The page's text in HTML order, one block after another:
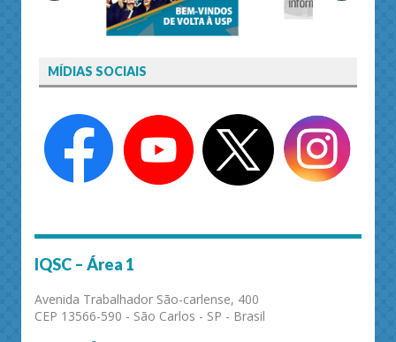
MÍDIAS SOCIAIS
IQSC – Área 1
Avenida Trabalhador São-carlense, 400
CEP 13566-590 - São Carlos - SP - Brasil